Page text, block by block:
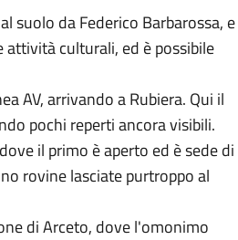
suolo da Federico Barbarossa, e
attività culturali, ed è possibile
AV, arrivando a Rubiera. Qui il
pochi reperti ancora visibili.
il primo è aperto ed è sede di
rovine lasciate purtroppo al
di Arceto, dove l'omonimo